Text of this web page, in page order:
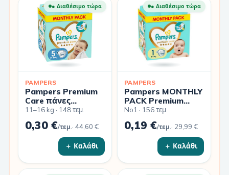
● Διαθέσιμο τώρα
PAMPERS
Pampers Premium
Care πάνες
Monthly Pack Νο5
11–16 kg · 148 τεμ.
0,30 €/τεμ. · 44,60 €
＋ Καλάθι
● Διαθέσιμο τώρα
PAMPERS
Pampers MONTHLY
PACK Premium
Care Πάνα Μέγεθος
No1 · 156 τεμ.
0,19 €/τεμ. · 29,99 €
＋ Καλάθι